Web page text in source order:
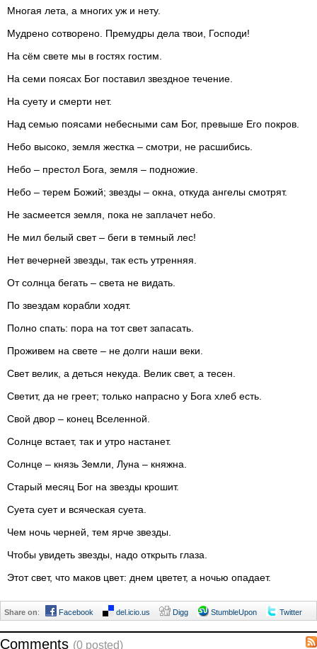
Многая лета, а многих уж и нету.
Мудрено сотворено. Премудры дела твои, Господи!
На сём свете мы в гостях гостим.
На семи поясах Бог поставил звездное течение.
На суету и смерти нет.
Над семью поясами небесными сам Бог, превыше Его покров.
Небо высоко, земля жeстка – смотри, не расшибись.
Небо – престол Бога, земля – подножие.
Небо – терем Божий; звезды – окна, откуда ангелы смотрят.
Не засмеется земля, пока не заплачет небо.
Не мил белый свет – беги в темный лес!
Нет вечерней звезды, так есть утренняя.
От солнца бегать – света не видать.
По звездам корабли ходят.
Полно спать: пора на тот свет запасать.
Проживем на свете – не долги наши веки.
Свет велик, а деться некуда. Велик свет, а тесен.
Светит, да не греет; только напрасно у Бога хлеб есть.
Свой двор – конец Вселенной.
Солнце встает, так и утро настанет.
Солнце – князь Земли, Луна – княжна.
Старый месяц Бог на звезды крошит.
Суета сует и всяческая суета.
Чем ночь черней, тем ярче звезды.
Чтобы увидеть звезды, надо открыть глаза.
Этот свет, что маков цвет: днем цветет, а ночью опадает.
Share on: Facebook del.icio.us Digg StumbleUpon Twitter
Comments (0 posted)